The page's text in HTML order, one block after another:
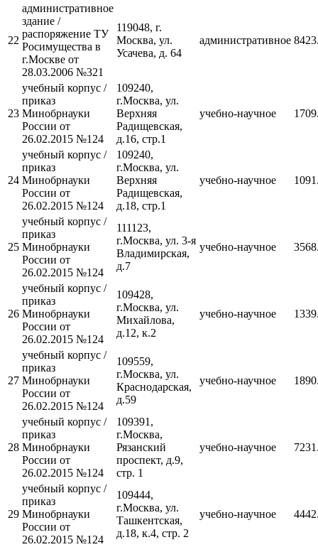
22
административное
здание /
распоряжение ТУ
Росимущества в
г.Москве от
28.03.2006 №321
119048, г.
Москва, ул.
Усачева, д. 64
административное
23
учебный корпус /
приказ
Минобрнауки
России от
26.02.2015 №124
109240,
г.Москва, ул.
Верхняя
Радищевская,
д.16, стр.1
учебно-научное
24
учебный корпус /
приказ
Минобрнауки
России от
26.02.2015 №124
109240,
г.Москва, ул.
Верхняя
Радищевская,
д.18, стр.1
учебно-научное
25
учебный корпус /
приказ
Минобрнауки
России от
26.02.2015 №124
111123,
г.Москва, ул. 3-я
Владимирская,
д.7
учебно-научное
26
учебный корпус /
приказ
Минобрнауки
России от
26.02.2015 №124
109428,
г.Москва, ул.
Михайлова,
д.12, к.2
учебно-научное
27
учебный корпус /
приказ
Минобрнауки
России от
26.02.2015 №124
109559,
г.Москва, ул.
Краснодарская,
д.59
учебно-научное
28
учебный корпус /
приказ
Минобрнауки
России от
26.02.2015 №124
109391,
г.Москва,
Рязанский
проспект, д.9,
стр. 1
учебно-научное
29
учебный корпус /
приказ
Минобрнауки
России от
26.02.2015 №124
109444,
г.Москва, ул.
Ташкентская,
д.18, к.4, стр. 2
учебно-научное